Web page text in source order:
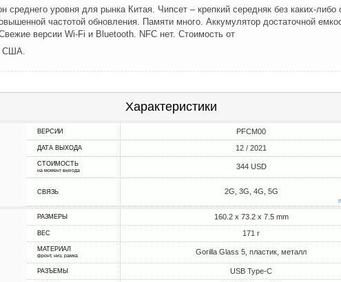
среднего уровня для рынка Китая. Чипсет – крепкий середняк без каких-
частотой обновления. Памяти много. Аккумулятор достаточной
версии Wi-Fi и Bluetooth. NFC нет. Стоимость от
США.
Характеристики
ВЕРСИИ PFCM00
ДАТА ВЫХОДА 12 / 2021
СТОИМОСТЬ
на момент выхода 344 USD
СВЯЗЬ 2G, 3G, 4G, 5G
РАЗМЕРЫ 160.2 x 73.2 x 7.5 mm
ВЕС 171 г
МАТЕРИАЛ
фронт, низ, рамка Gorilla Glass 5, пластик, металл
РАЗЪЕМЫ USB Type-C